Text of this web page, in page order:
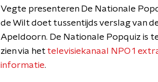
Vegte presenteren De Nationale
de Wilt doet tussentijds verslag van
Apeldoorn. De Nationale Popquiz is
zien via het televisiekanaal NPO 1
informatie.